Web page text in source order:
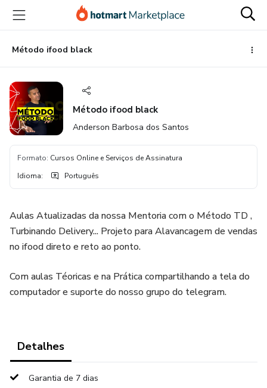
para
conteúdo
principal
para
pagamento
para
rodapéMétodo ifood black
Método ifood black
Anderson Barbosa dos Santos
Formato: Cursos Online e Serviços de Assinatura
Idioma: Português
Aulas Atualizadas da nossa Mentoria com o Método TD ,
Turbinando Delivery... Projeto para Alavancagem de vendas
no ifood direto e reto ao ponto.
Com aulas Téoricas e na Prática compartilhando a tela do
computador e suporte do nosso grupo do telegram.
Detalhes
Garantia de 7 dias